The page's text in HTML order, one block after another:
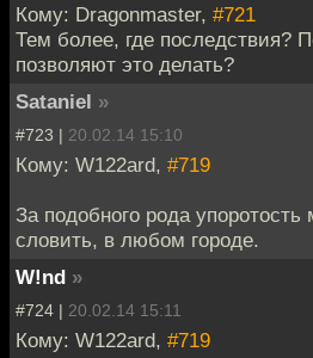
Кому: Dragonmaster, #721
Тем более, где последствия?
позволяют это делать?
Sataniel »
#723 | 20.02.14 15:10
Кому: W122ard, #719
За подобного рода
словить, в любом городе.
W!nd »
#724 | 20.02.14 15:11
Кому: W122ard, #719